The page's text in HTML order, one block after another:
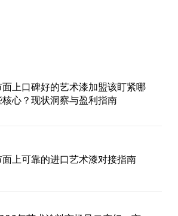
面上口碑好的艺术漆加盟该盯紧哪
核心？现状洞察与盈利指南
面上可靠的进口艺术漆对接指南